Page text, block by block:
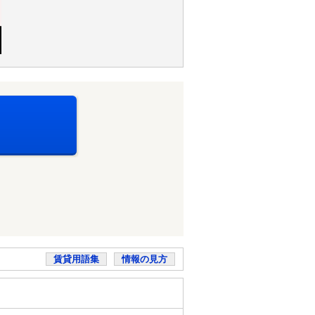
賃貸用語集 情報の見方